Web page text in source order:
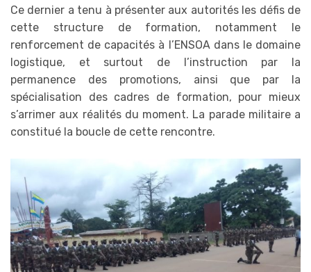
Ce dernier a tenu à présenter aux autorités les défis de
cette structure de formation, notamment le
renforcement de capacités à l’ENSOA dans le domaine
logistique, et surtout de l’instruction par la
permanence des promotions, ainsi que par la
spécialisation des cadres de formation, pour mieux
s’arrimer aux réalités du moment. La parade militaire a
constitué la boucle de cette rencontre.